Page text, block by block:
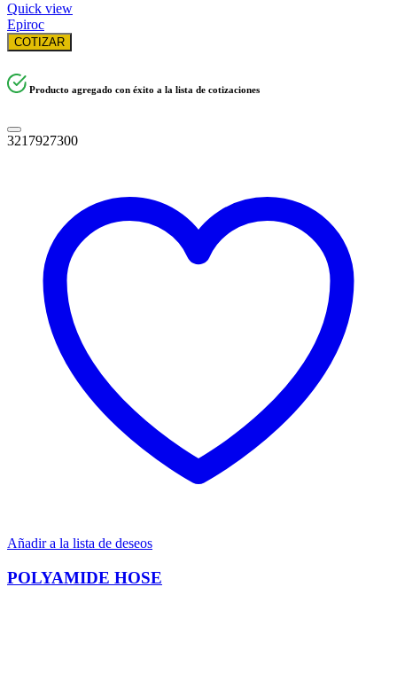
Quick view
Epiroc
COTIZAR
Producto agregado con éxito a la lista de cotizaciones
3217927300
Añadir a la lista de deseos
POLYAMIDE HOSE